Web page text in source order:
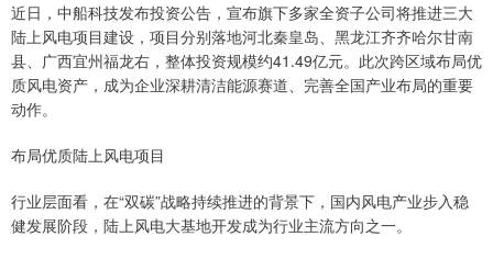
近日，中船科技发布投资公告，宣布旗下多家全资子公司将推进三大
陆上风电项目建设，项目分别落地河北秦皇岛、黑龙江齐齐哈尔甘南
县、广西宜州福龙右，整体投资规模约41.49亿元。此次跨区域布局优
质风电资产，成为企业深耕清洁能源赛道、完善全国产业布局的重要
动作。
布局优质陆上风电项目
行业层面看，在“双碳”战略持续推进的背景下，国内风电产业步入稳
健发展阶段，陆上风电大基地开发成为行业主流方向之一。